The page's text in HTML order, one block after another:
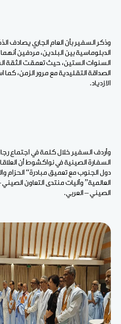
وذكر السفير بأن العام الجاري يصادف
الدبلوماسيةبين البلدين، مردفين أنهما
السنوات الستين، حيثتعمقت الثقة
الصداقة التقليديةمع مرور الزمن،كما
الازدياد.
وأردف السفير خلال كلمة في اجتماع
السفارة الصينية في نواكشوط أن
دول الجنوب مع تعميقمبادرة“ الحزام
العالمية”وآلياتمنتدى التعاون الصيني
الصيني– العربي.